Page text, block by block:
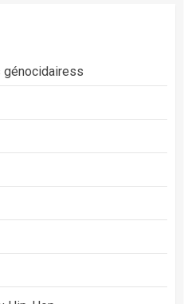
génocidairess